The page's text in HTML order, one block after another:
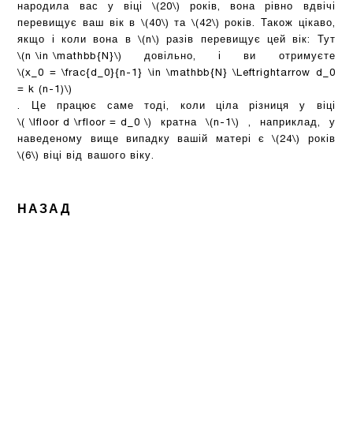
народила вас у віці \(20\)
років, вона рівно вдвічі
перевищує ваш вік в \(40\) та \(42\)
років. Також цікаво,
якщо і коли вона в \(n\)
разів перевищує цей вік: Тут
\(n \in \mathbb{N}\)
довільно, і ви отримуєте
\(x_0 = \frac{d_0}{n-1} \in \mathbb{N} \Leftrightarrow d_0
= k (n-1)\)
. Це працює саме тоді, коли ціла різниця у віці
\( \lfloor d \rfloor = d_0 \)
кратна \(n-1\)
, наприклад, у
наведеному вище випадку вашій матері є\(24\)
років
\(6\) віці від вашого віку.
НАЗАД